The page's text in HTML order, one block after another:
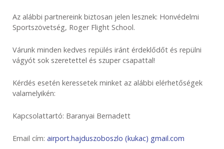
Az alábbi partnereink biztosan jelen lesznek: Honvédelmi
Sportszövetség, Roger Flight School.
Várunk minden kedves repülés iránt érdeklődőt és repülni
vágyót sok szeretettel és szuper csapattal!
Kérdés esetén keressetek minket az alábbi elérhetőségek
valamelyikén:
Kapcsolattartó: Baranyai Bernadett
Email cím: airport.hajduszoboszlo (kukac) gmail.com